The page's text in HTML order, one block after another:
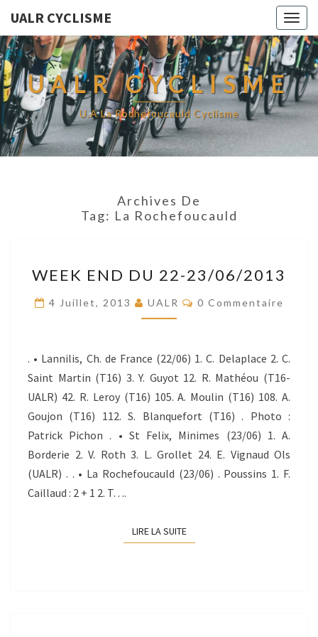
UALR CYCLISME
UALR CYCLISME
U.A La Rochefoucauld Cyclisme
Archives De
Tag: La Rochefoucauld
END
DU
22-
WEEK END DU 22-23/06/2013
4 Juillet, 2013 UALR Commentaires
0 Commentaire
. • Lannilis, Ch. de France (22/06) 1. C. Delaplace 2. C.
Saint Martin (T16) 3. Y. Guyot 12. R. Mathéou (T16-
UALR) 42. R. Leroy (T16) 105. A. Moulin (T16) 108. A.
Goujon (T16) 112. S. Blanquefort (T16) . Photo :
Patrick Pichon . • St Felix, Minimes (23/06) 1. A.
Borderie 2. V. Roth 3. L. Grollet 24. E. Vignaud Ols
(UALR) . . • La Rochefoucauld (23/06) . Poussins 1. F.
Caillaud : 2 + 1 2. T….
LIRE LA SUITELIRE LA SUITE